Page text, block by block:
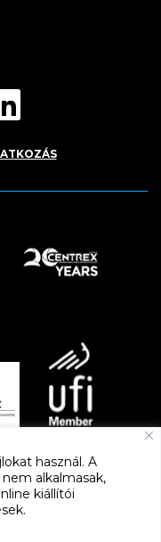
használ. A
alkalmasak,
kiállítói